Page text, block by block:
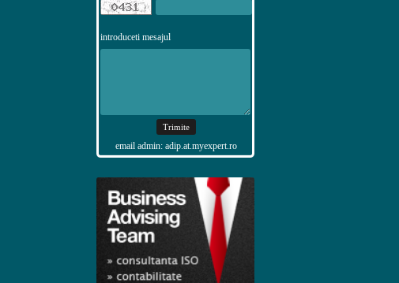
introduceti mesajul
email admin: adip.at.myexpert.ro